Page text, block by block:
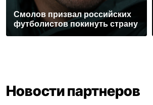
Смолов призвал российских
футболистов покинуть страну
Новости партнеров